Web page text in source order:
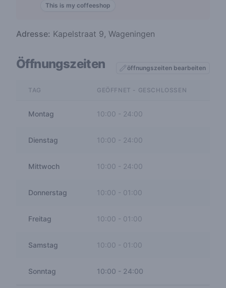
This is my coffeeshop
Adresse: Kapelstraat 9, Wageningen
Öffnungszeiten öffnungszeiten bearbeiten
TAG GEÖFFNET - GESCHLOSSEN
Montag 10:00 - 24:00
Dienstag 10:00 24:00
Mittwoch 10:00 - 24:00
Donnerstag 10:00 01:00
Freitag 10:00 - 01:00
Samstag 10:00 01:00
Sonntag 10:00 - 24:00